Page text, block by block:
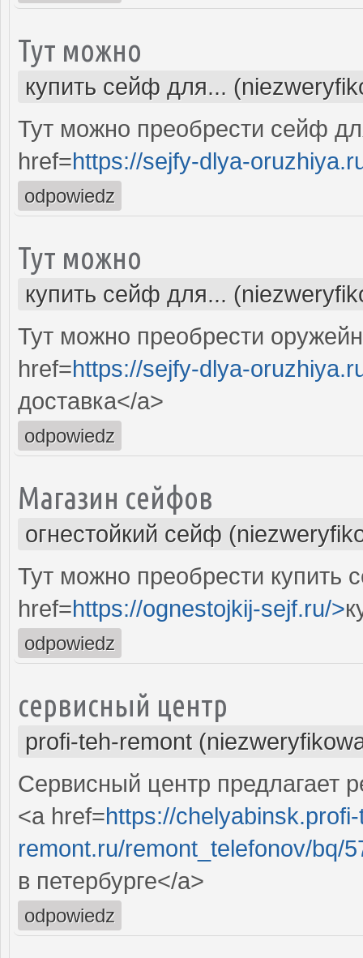
Тут можно
купить сейф для...
Тут можно преобрести сейф
href=https://sejfy-dlya-
odpowiedz
Тут можно
купить сейф для...
Тут можно преобрести
href=https://sejfy-dlya-
доставка</a>
odpowiedz
Магазин сейфов
огнестойкий сейф
Тут можно преобрести купить
href=https://ognestojkij-sejf.ru/>
odpowiedz
сервисный центр
profi-teh-remont
Сервисный центр предлагает
<a href=https://
remont.ru/remont_telefonov/bq/
в петербурге</a>
odpowiedz